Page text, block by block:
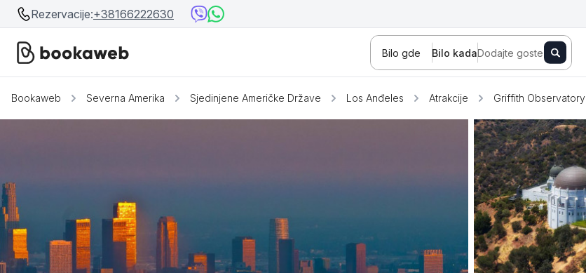
Rezervacije:+38166222630
Bilo gde Bilo kadaDodajte goste
Srbija
Srbija
Kopaonik
Fruška gora
Srebrno jezero Tara Stara planina Banja Vrujci
Prolom Banja Kragujevac Ždrelo Golubac
Bookaweb Severna Amerika Sjedinjene Američke Države Los Anđeles Atrakcije Griffith Observatory